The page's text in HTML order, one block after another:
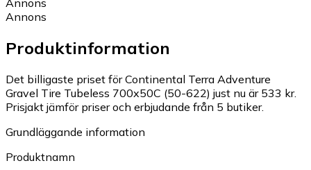
Annons
Annons
Produktinformation
Det billigaste priset för Continental Terra Adventure
Gravel Tire Tubeless 700x50C (50-622) just nu är 533 kr.
Prisjakt jämför priser och erbjudande från 5 butiker.
Grundläggande information
Produktnamn